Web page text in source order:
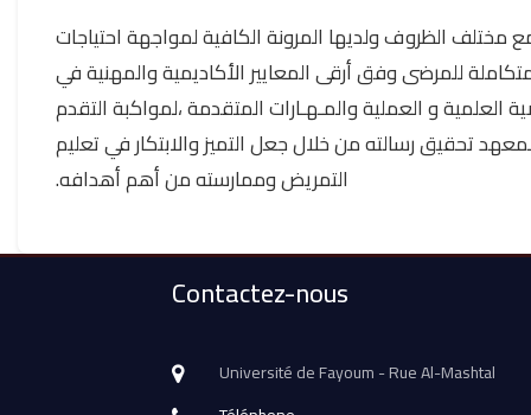
الظروف ولديها المرونة الكافية لمواجهة احتياجات
للمرضى وفق أرقى المعايير الأكاديمية والمهنية في
و العملية والمـهـارات المتقدمة ،لمواكبة التقدم
تحقيق رسالته من خلال جعل التميز والابتكار في تعليم
التمريض وممارسته من أهم أهدافه.
Contactez-nous
Université de Fayoum - Rue Al-Mashtal